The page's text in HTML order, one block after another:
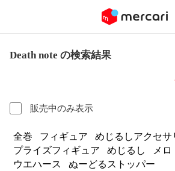
Death note の検索結果
販売中のみ表示
全巻 フィギュア
めじるしアクセサ
プライズフィギュア
めじるし メロ
ウエハース
ぬーどるストッパー